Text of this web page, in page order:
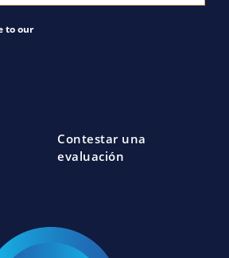
to our
Contestar una
evaluación